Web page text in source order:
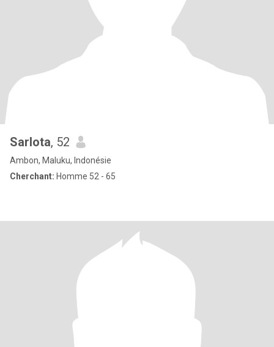
Sarlota, 52
Ambon, Maluku, Indonésie
Cherchant: Homme 52 - 65